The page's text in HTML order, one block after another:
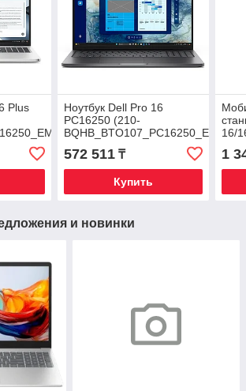
Plus
Ноутбук Dell Pro 16
PC16250 (210-
BQHB_BTO107_PC16250_EMEA)
572 511₸
Купить
16/
1
и новинки